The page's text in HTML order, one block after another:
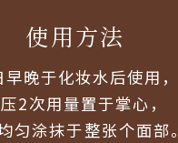
使用方法
晚于化妆水后使用，
2次用量置于掌心，
匀涂抹于整张个面部。